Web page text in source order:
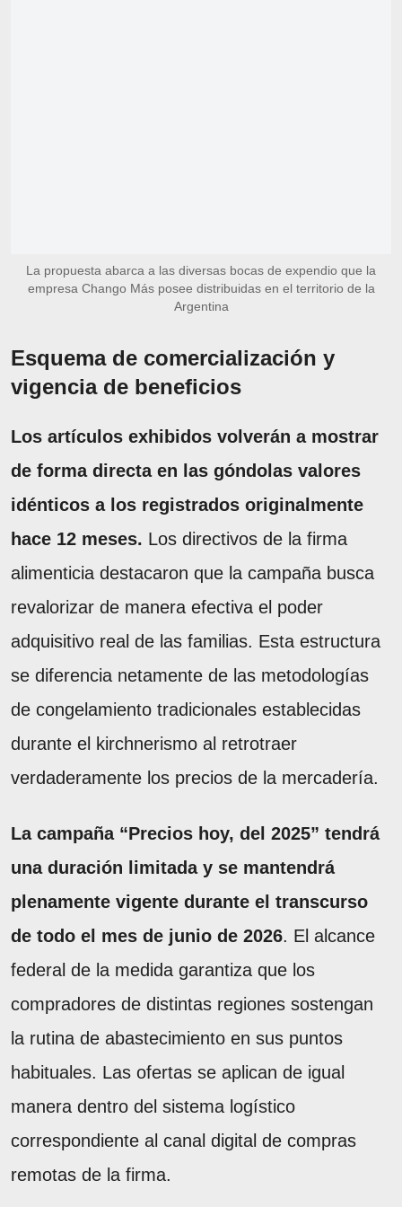
La propuesta abarca a las diversas bocas de expendio que la
empresa Chango Más posee distribuidas en el territorio de la
Argentina
Esquema de comercialización y
vigencia de beneficios
Los artículos exhibidos volverán a mostrar
de forma directa en las góndolas valores
idénticos a los registrados originalmente
hace 12 meses. Los directivos de la firma
alimenticia destacaron que la campaña busca
revalorizar de manera efectiva el poder
adquisitivo real de las familias. Esta estructura
se diferencia netamente de las metodologías
de congelamiento tradicionales establecidas
durante el kirchnerismo al retrotraer
verdaderamente los precios de la mercadería.
La campaña “Precios hoy, del 2025” tendrá
una duración limitada y se mantendrá
plenamente vigente durante el transcurso
de todo el mes de junio de 2026. El alcance
federal de la medida garantiza que los
compradores de distintas regiones sostengan
la rutina de abastecimiento en sus puntos
habituales. Las ofertas se aplican de igual
manera dentro del sistema logístico
correspondiente al canal digital de compras
remotas de la firma.